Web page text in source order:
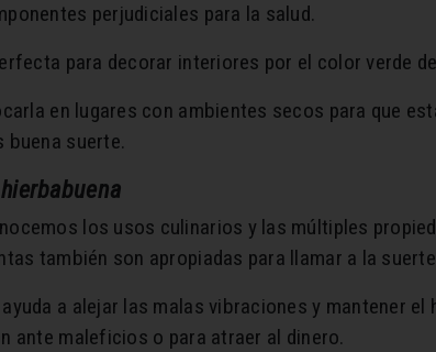
perjudiciales para la salud.
para decorar interiores por el color verde
en lugares con ambientes secos para que
buena suerte.
los usos culinarios y las múltiples
también son apropiadas para llamar a la
a alejar las malas vibraciones y mantener
ante maleficios o para atraer al dinero.